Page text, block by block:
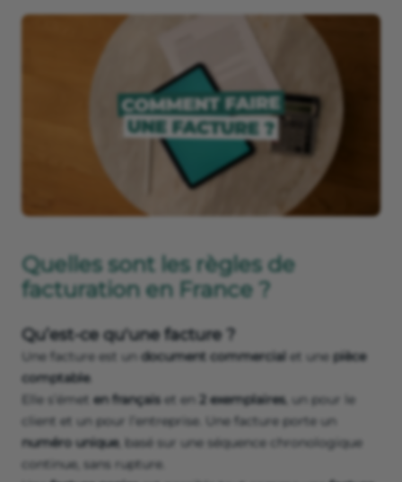
Quelles sont les règles de
facturation en France ?
Qu’est-ce qu'une facture ?
Une facture est un document commercial et une pièce
comptable.
Elle s’émet en français et en 2 exemplaires, un pour le
client et un pour l’entreprise. Une facture porte un
numéro unique, basé sur une séquence chronologique
continue, sans rupture.